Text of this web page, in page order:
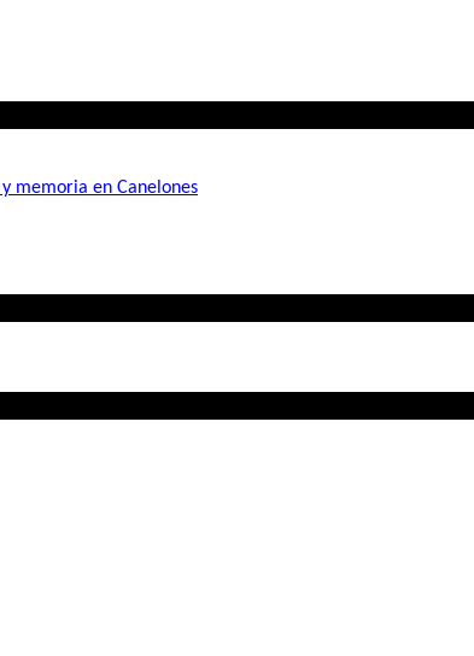
memoria en Canelones